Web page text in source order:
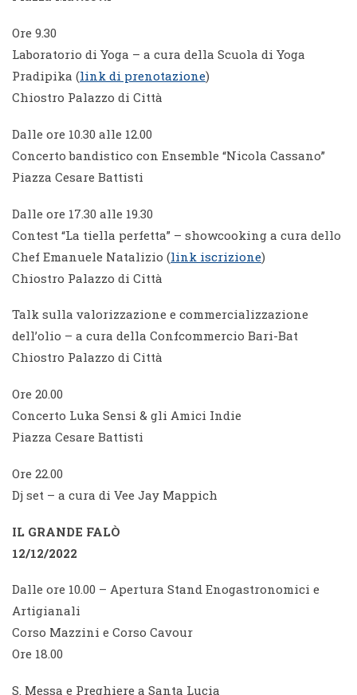
Ore 9.30
Laboratorio di Yoga – a cura della Scuola di Yoga
Pradipika (link di prenotazione)
Chiostro Palazzo di Città
Dalle ore 10.30 alle 12.00
Concerto bandistico con Ensemble “Nicola Cassano”
Piazza Cesare Battisti
Dalle ore 17.30 alle 19.30
Contest “La tiella perfetta” – showcooking a cura dello
Chef Emanuele Natalizio (link iscrizione)
Chiostro Palazzo di Città
Talk sulla valorizzazione e commercializzazione
dell’olio – a cura della Confcommercio Bari-Bat
Chiostro Palazzo di Città
Ore 20.00
Concerto Luka Sensi & gli Amici Indie
Piazza Cesare Battisti
Ore 22.00
Dj set – a cura di Vee Jay Mappich
IL GRANDE FALÒ
12/12/2022
Dalle ore 10.00 – Apertura Stand Enogastronomici e
Artigianali
Corso Mazzini e Corso Cavour
Ore 18.00
S. Messa e Preghiere a Santa Lucia